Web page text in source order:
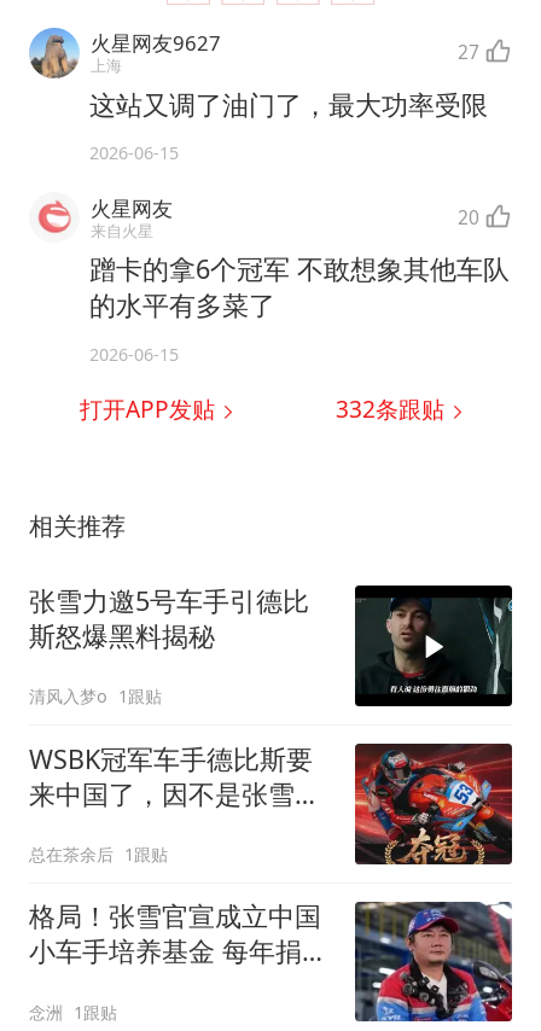
火星网友9627
上海 27
这站又调了油门了，最大功率受限
2026-06-15
火星网友
来自火星 20
蹭卡的拿6个冠军 不敢想象其他车队
的水平有多菜了
2026-06-15
打开APP发贴 332条跟贴
相关推荐
张雪力邀5号车手引德比
斯怒爆黑料揭秘
清风入梦o 1跟贴
WSBK冠军车手德比斯要
来中国了，因不是张雪机
总在茶余后 1跟贴
格局！张雪官宣成立中国
小车手培养基金 每年捐款
念洲 1跟贴